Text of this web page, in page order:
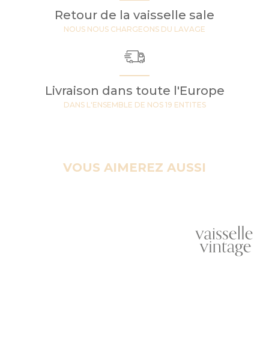
Retour de la vaisselle sale
NOUS NOUS CHARGEONS DU LAVAGE
Livraison dans toute l'Europe
DANS L'ENSEMBLE DE NOS 19 ENTITES
VOUS AIMEREZ AUSSI